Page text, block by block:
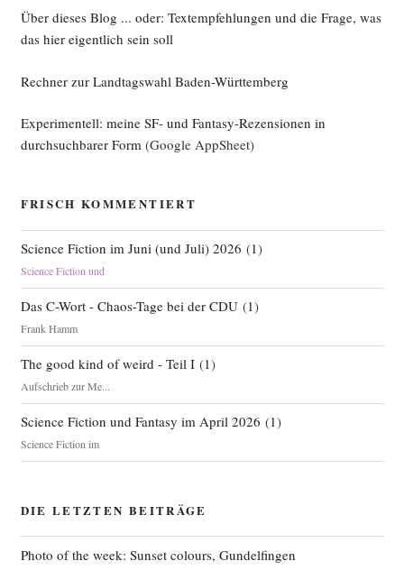
Über dieses Blog ... oder: Textempfehlungen und die Frage, was
das hier eigentlich sein soll
Rechner zur Landtagswahl Baden-Württemberg
Experimentell: meine SF- und Fantasy-Rezensionen in
durchsuchbarer Form(Google AppSheet)
FRISCH KOMMENTIERT
Science Fiction im Juni (und Juli) 2026 (1)
Science Fiction und
Das C-Wort - Chaos-Tage bei der CDU(1)
Frank Hamm
The good kind of weird - Teil I(1)
Aufschrieb zur Me...
Science Fiction und Fantasy im April 2026 (1)
Science Fiction im
DIE LETZTEN BEITRÄGE
Photo of the week: Sunset colours, Gundelfingen